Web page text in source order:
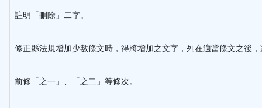
註明「刪除」二字。
修正縣法規增加少數條文時，得將增加之文字，列在適當條文之後，
前條「之一」、「之二」等條次。